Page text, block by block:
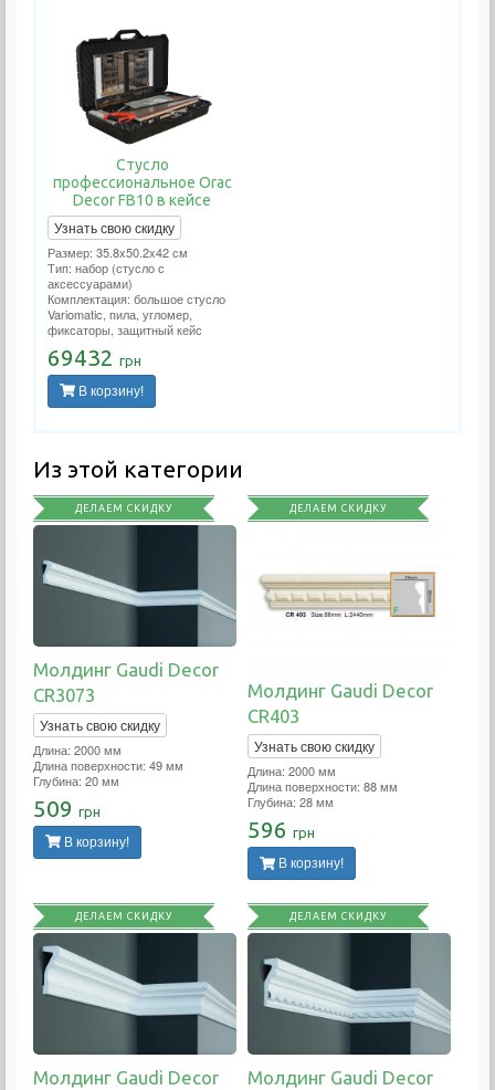
Стусло
профессиональное Orac
Decor FB10 в кейсе
Узнать свою скидку
Размер: 35.8x50.2x42 см
Тип: набор (стусло с
аксессуарами)
Комплектация: большое стусло
Variomatic, пила, угломер,
фиксаторы, защитный кейс
69432 грн
В корзину!
Из этой категории
ДЕЛАЕМ СКИДКУ
Молдинг Gaudi Decor
CR3073
Узнать свою скидку
Длина: 2000 мм
Длина поверхности: 49 мм
Глубина: 20 мм
509 грн
В корзину!
ДЕЛАЕМ СКИДКУ
Молдинг Gaudi Decor
CR403
Узнать свою скидку
Длина: 2000 мм
Длина поверхности: 88 мм
Глубина: 28 мм
596 грн
В корзину!
ДЕЛАЕМ СКИДКУ
Молдинг Gaudi Decor
ДЕЛАЕМ СКИДКУ
Молдинг Gaudi Decor